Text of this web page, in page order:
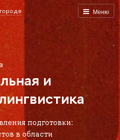
Меню
и
подготовки:
в области